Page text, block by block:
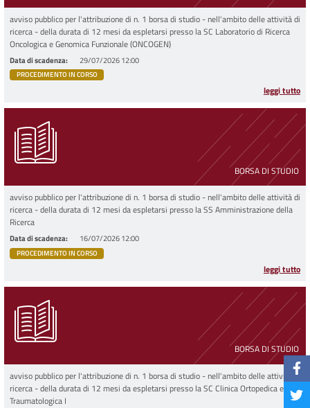
avviso pubblico per l'attribuzione di n. 1 borsa di studio - nell'ambito delle attività di
ricerca - della durata di 12 mesi da espletarsi presso la SC Laboratorio di Ricerca
Oncologica e Genomica Funzionale (ONCOGEN)
Data di scadenza 29/07/2026 12:00
PROCEDIMENTO IN CORSO
leggi tutto
BORSA DI STUDIO
avviso pubblico per l'attribuzione di n. 1 borsa di studio - nell'ambito delle attività di
ricerca - della durata di 12 mesi da espletarsi presso la SS Amministrazione della
Ricerca
Data di scadenza 16/07/2026 12:00
PROCEDIMENTO IN CORSO
leggi tutto
BORSA DI STUDIO
avviso pubblico per l'attribuzione di n. 1 borsa di studio - nell'ambito delle attività di
ricerca - della durata di 12 mesi da espletarsi presso la SC Clinica Ortopedica e
Traumatologica I